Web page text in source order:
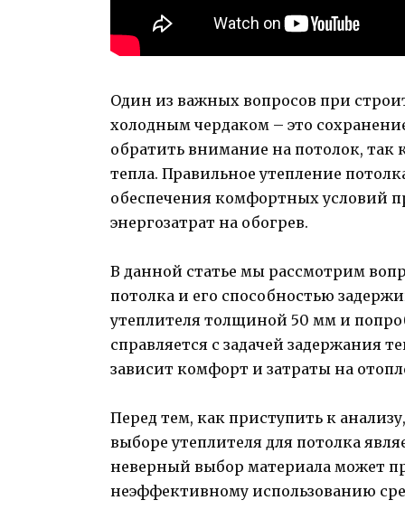
Один из важных вопросов при
холодным чердаком – это
обратить внимание на потолок, так
тепла. Правильное утепление
обеспечения комфортных условий
энергозатрат на обогрев.
В данной статье мы рассмотрим
потолка и его способностью
утеплителя толщиной 50 мм и
справляется с задачей задержания
зависит комфорт и затраты на
Перед тем, как приступить к
выборе утеплителя для потолка
неверный выбор материала может
неэффективному использованию